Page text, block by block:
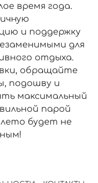
время года.
и поддержку
для
отдыха.
обращайте
подошву и
максимальный
парой
будет не